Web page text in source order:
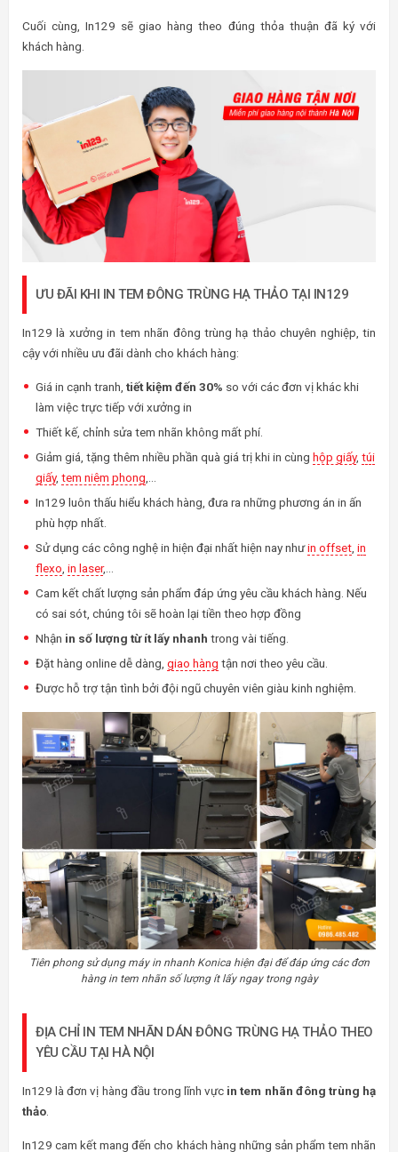
Cuối cùng, In129 sẽ giao hàng theo đúng thỏa thuận đã ký với
khách hàng.
ƯU ĐÃI KHI IN TEM ĐÔNG TRÙNG HẠ THẢO TẠI IN129
In129 là xưởng in tem nhãn đông trùng hạ thảo chuyên nghiệp, tin
cậy với nhiều ưu đãi dành cho khách hàng:
Giá in cạnh tranh, tiết kiệm đến 30% so với các đơn vị khác khi
làm việc trực tiếp với xưởng in
Thiết kế, chỉnh sửa tem nhãn không mất phí.
Giảm giá, tặng thêm nhiều phần quà giá trị khi in cùng hộp giấy, túi
giấy, tem niêm phong,…
In129 luôn thấu hiểu khách hàng, đưa ra những phương án in ấn
phù hợp nhất.
Sử dụng các công nghệ in hiện đại nhất hiện nay nhưin offset, in
flexo, in laser,…
Cam kết chất lượng sản phẩm đáp ứng yêu cầu khách hàng. Nếu
có sai sót, chúng tôi sẽ hoàn lại tiền theo hợp đồng
Nhận in số lượng từ ít lấy nhanh trong vài tiếng.
Đặt hàng online dễ dàng, giao hàng tận nơi theo yêu cầu.
Được hỗ trợ tận tình bởi đội ngũ chuyên viên giàu kinh nghiệm.
Tiên phong sử dụng máy in nhanh Konica hiện đại để đáp ứng các đơn
hàng in tem nhãn số lượng ít lấy ngay trong ngày
ĐỊA CHỈ IN TEM NHÃN DÁN ĐÔNG TRÙNG HẠ THẢO THEO
YÊU CẦU TẠI HÀ NỘI
In129 là đơn vị hàng đầu trong lĩnh vực in tem nhãn đông trùng hạ
thảo
In129 cam kết mang đến cho khách hàng những sản phẩm tem nhãn